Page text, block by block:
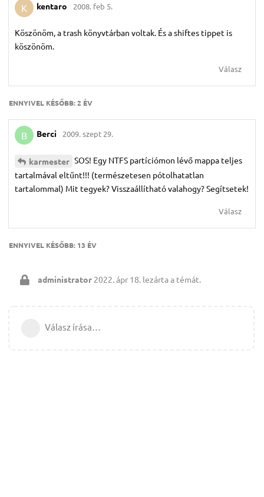
K kentaro 2008. feb 5.
Köszönöm, a trash könyvtárban voltak. És a shiftes tippet is
köszönöm.
Válasz
ENNYIVEL KÉSŐBB:2 ÉV
B Berci 2009. szept 29.
karmester SOS! Egy NTFS partíciómon lévő mappa teljes
tartalmával eltűnt!!! (természetesen pótolhatatlan
tartalommal) Mit tegyek? Visszaállítható valahogy? Segítsetek!
Válasz
ENNYIVEL KÉSŐBB: 13 ÉV
administrator 2022. ápr 18. lezárta a témát.
Válasz írása…